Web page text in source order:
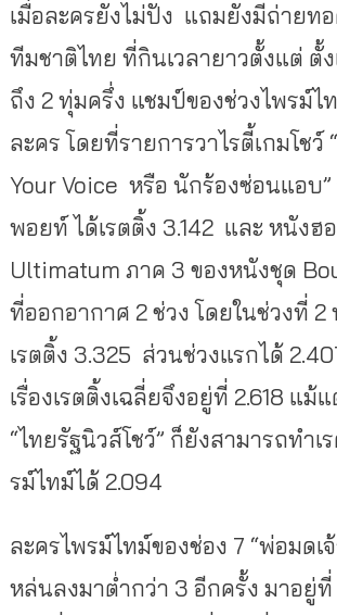
เมื่อละครยังไม่ปัง แถมยังมีถ่ายท
ทีมชาติไทย ที่กินเวลายาวตั้งแต่ ตั้
ถึง 2 ทุ่มครึ่ง แชมป์ของช่วงไพรม์ไ
ละคร โดยที่รายการวาไรตี้เกมโชว์
Your Voice หรือ นักร้องซ่อนแอบ”
พอยท์ ได้เรตติ้ง 3.142 และ หนังฮ
Ultimatum ภาค 3 ของหนังชุด
ที่ออกอากาศ 2 ช่วง โดยในช่วงที่ 2
เรตติ้ง 3.325 ส่วนช่วงแรกได้
เรื่องเรตติ้งเฉลี่ยจึงอยู่ที่ 2.618 แม้
“ไทยรัฐนิวส์โชว์” ก็ยังสามารถทำเ
รม์ไทม์ได้ 2.094
ละครไพรม์ไทม์ของช่อง 7 “พ่อมดเ
หล่นลงมาต่ำกว่า 3 อีกครั้ง มาอยู่ที่